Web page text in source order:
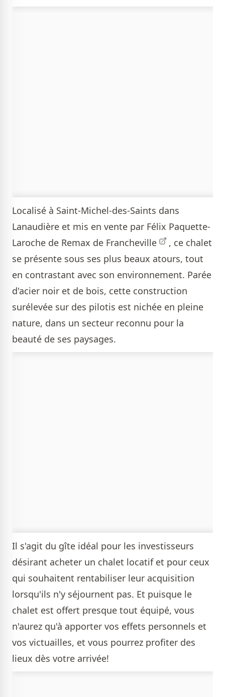
Localisé à Saint-Michel-des-Saints dans
Lanaudière et mis en vente par Félix Paquette-
Laroche de Remax de Francheville
, ce chalet
se présente sous ses plus beaux atours, tout
en contrastant avec son environnement. Parée
d'acier noir et de bois, cette construction
surélevée sur des pilotis est nichée en pleine
nature, dans un secteur reconnu pour la
beauté de ses paysages.
Il s'agit du gîte idéal pour les investisseurs
désirant acheter un chalet locatif et pour ceux
qui souhaitent rentabiliser leur acquisition
lorsqu'ils n'y séjournent pas. Et puisque le
chalet est offert presque tout équipé, vous
n'aurez qu'à apporter vos effets personnels et
vos victuailles, et vous pourrez profiter des
lieux dès votre arrivée!